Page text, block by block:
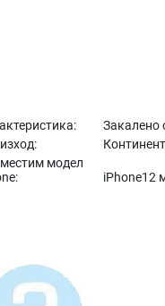
Закалено
модел
iPhone12